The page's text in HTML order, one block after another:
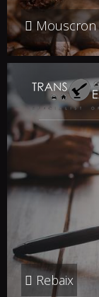
Mouscron
Rebaix